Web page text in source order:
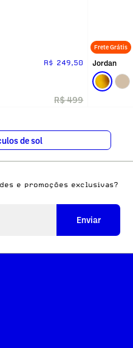
R$ 249,50
R$ 499
Frete Grátis
Jordan
de sol
e promoções exclusivas?
Enviar